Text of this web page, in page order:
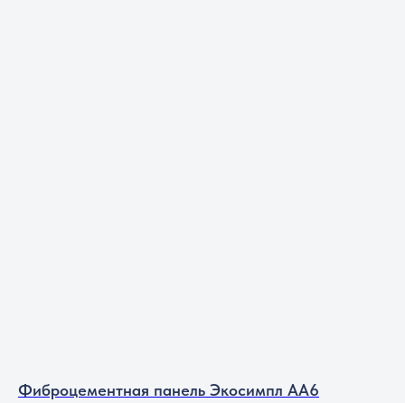
Фиброцементная панель Экосимпл АА6